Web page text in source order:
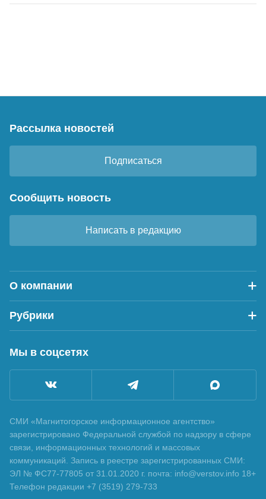
Рассылка новостей
Подписаться
Сообщить новость
Написать в редакцию
О компании
Рубрики
Мы в соцсетях
СМИ «Магнитогорское информационное агентство»
зарегистрировано Федеральной службой по надзору в сфере
связи, информационных технологий и массовых
коммуникаций. Запись в реестре зарегистрированных СМИ:
ЭЛ № ФС77-77805 от 31.01.2020 г. почта: info@verstov.info 18+
Телефон редакции +7 (3519) 279-733